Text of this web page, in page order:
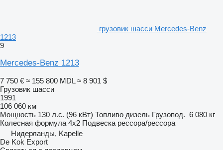
грузовик шасси Mercedes-Benz
1213
9
Mercedes-Benz 1213
7 750 € ≈ 155 800 MDL ≈ 8 901 $
Грузовик шасси
1991
106 060 км
Мощность 130 л.с. (96 кВт) Топливо дизель Грузопод. 6 080 кг
Колесная формула 4x2 Подвеска рессора/рессора
Нидерланды, Kapelle
De Kok Export